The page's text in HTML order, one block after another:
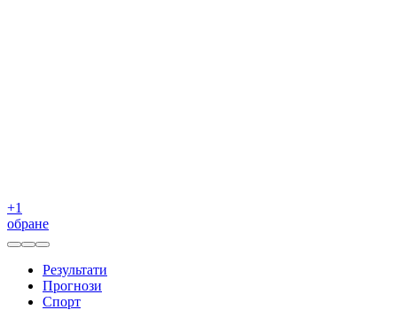
+1
обране
Результати
Прогнози
Спорт